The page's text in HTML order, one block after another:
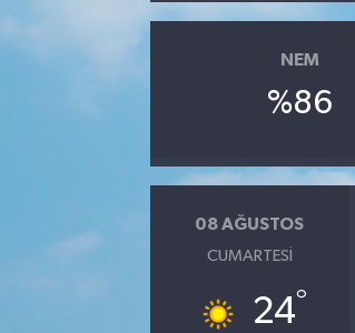
NEM
%86
08 AĞUSTOS
CUMARTESI
24°